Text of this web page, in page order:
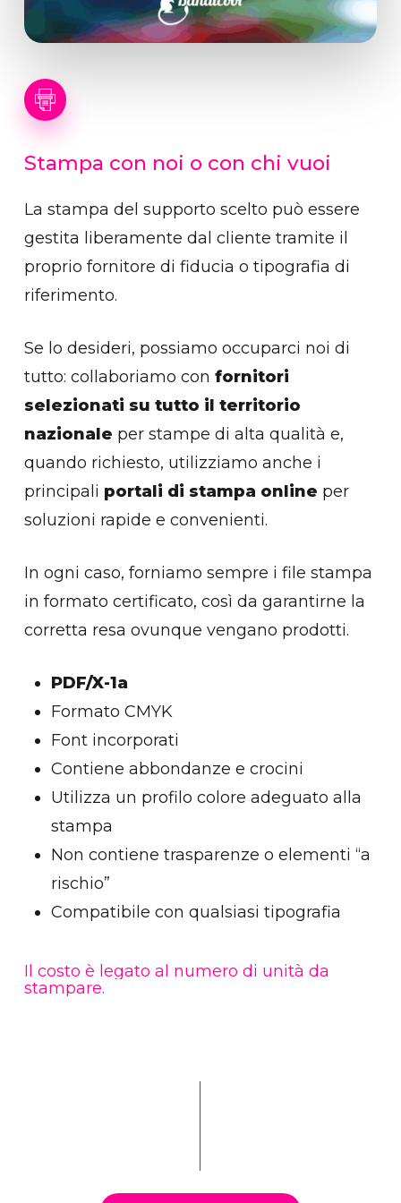
Stampa con noi o con chi vuoi
La stampa del supporto scelto può essere
gestita liberamente dal cliente tramite il
proprio fornitore di fiducia o tipografia di
riferimento.
Se lo desideri, possiamo occuparci noi di
tutto: collaboriamo con fornitori
selezionati su tutto il territorio
nazionale per stampe di alta qualità e,
quando richiesto, utilizziamo anche i
principali portali di stampa online per
soluzioni rapide e convenienti.
In ogni caso, forniamo sempre i file stampa
in formato certificato, così da garantirne la
corretta resa ovunque vengano prodotti.
PDF/X-1a
Formato CMYK
Font incorporati
Contiene abbondanze e crocini
Utilizza un profilo colore adeguato alla
stampa
Non contiene trasparenze o elementi “a
rischio”
Compatibile con qualsiasi tipografia
Il costo è legato al numero di unità da
stampare.